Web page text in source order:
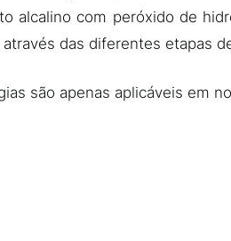
alcalino com peróxido de
das diferentes etapas
são apenas aplicáveis em